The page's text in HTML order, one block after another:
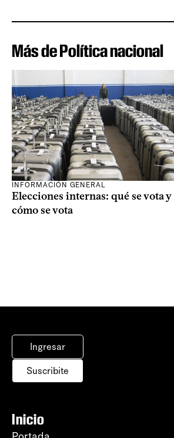
Más de Política nacional
INFORMACIÓN GENERAL
Elecciones internas: qué se vota y
cómo se vota
Ingresar
Suscribite
Inicio